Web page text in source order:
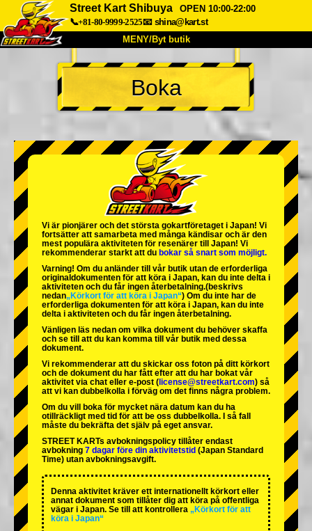
Street Kart Shibuya
OPEN 10:00-22:00
📞+81-80-9999-2525📧 shina@kart.st
MENY/Byt butik
HEM
Om oss Specifikationer Pris
Företag Boka
Byt butik
Tokyo Shinagawa Tokyo Akihabara#1
Tokyo Akihabara#2
Tokyo Shibuya Annex Tokyo Bay
Tokyo Asakusa Osaka
Okinawa
Boka
Vi är pionjärer och det största gokartföretaget i Japan! Vi
fortsätter att samarbeta med många kändisar och är den
mest populära aktiviteten för resenärer till Japan! Vi
rekommenderar starkt att du bokar så snart som möjligt.
Varning! Om du anländer till vår butik utan de erforderliga
originaldokumenten för att köra i Japan, kan du inte delta i
aktiviteten och du får ingen återbetalning.(beskrivs
nedan„Körkort för att köra i Japan“) Om du inte har de
erforderliga dokumenten för att köra i Japan, kan du inte
delta i aktiviteten och du får ingen återbetalning.
Vänligen läs nedan om vilka dokument du behöver skaffa
och se till att du kan komma till vår butik med dessa
dokument.
Vi rekommenderar att du skickar oss foton på ditt körkort
och de dokument du har fått efter att du har bokat vår
aktivitet via chat eller e-post ( license@streetkart.com) så
att vi kan dubbelkolla i förväg om det finns några problem.
Om du vill boka för mycket nära datum kan du ha
otillräckligt med tid för att be oss dubbelkolla. I så fall
måste du bekräfta det själv på eget ansvar.
STREET KARTs avbokningspolicy tillåter endast
avbokning 7 dagar före din aktivitetstid (Japan Standard
Time) utan avbokningsavgift.
Denna aktivitet kräver ett internationellt körkort eller
annat dokument som tillåter dig att köra på offentliga
vägar i Japan. Se till att kontrollera „Körkort för att
köra i Japan“